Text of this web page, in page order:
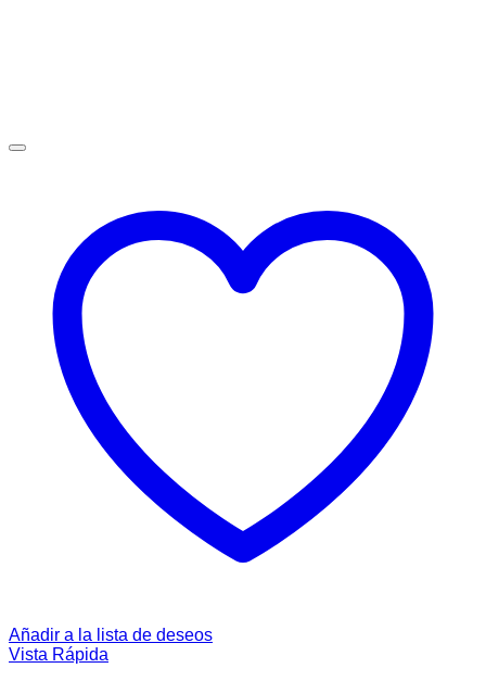
Añadir a la lista de deseos
Vista Rápida